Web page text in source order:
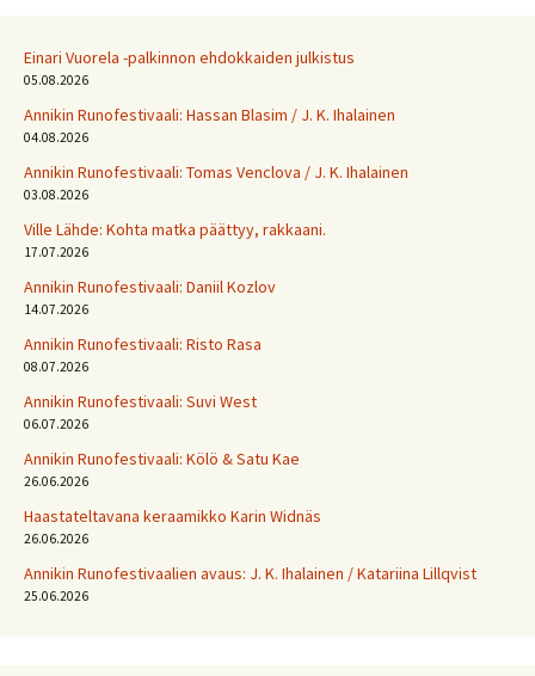
Einari Vuorela -palkinnon ehdokkaiden julkistus
05.08.2026
Annikin Runofestivaali: Has­san Bla­sim / J. K. Ihalainen
04.08.2026
Annikin Runofestivaali: Tomas Venclova / J. K. Ihalainen
03.08.2026
Ville Lähde: Kohta matka päättyy, rakkaani.
17.07.2026
Annikin Runofestivaali: Daniil Kozlov
14.07.2026
Annikin Runofestivaali: Risto Rasa
08.07.2026
Annikin Runofestivaali: Suvi West
06.07.2026
Annikin Runofestivaali: Kölö & Satu Kae
26.06.2026
Haastateltavana keraamikko Karin Widnäs
26.06.2026
Annikin Runofestivaalien avaus: J. K. Ihalainen / Katariina Lillqvist
25.06.2026